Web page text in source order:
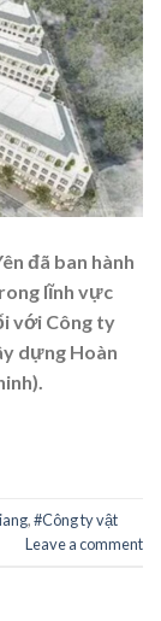
đã ban hành
lĩnh vực
với Công ty
dựng Hoàn
,#Công ty vật
Leave a comment